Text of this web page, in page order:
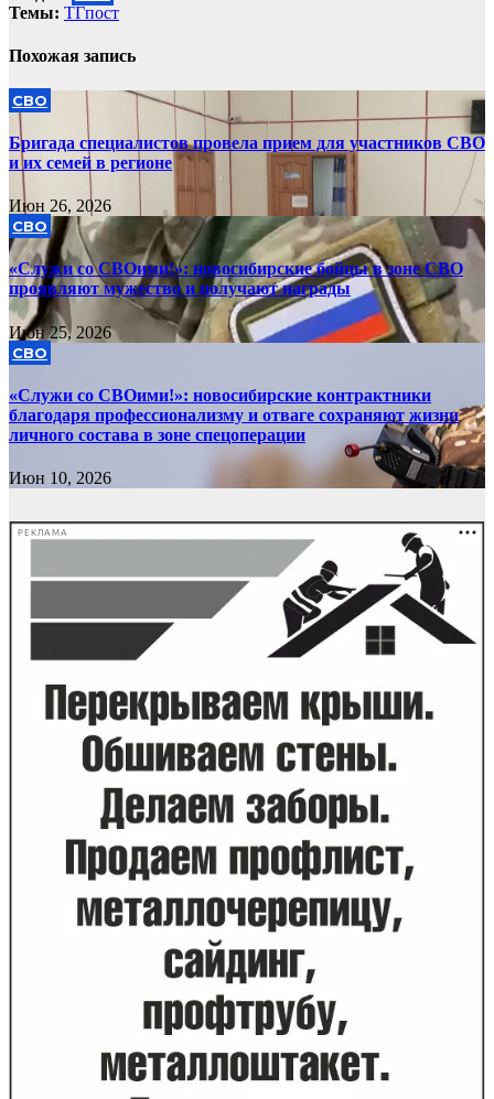
Темы: ТГпост
Похожая запись
СВО
Бригада специалистов провела прием для участников СВО
и их семей в регионе
Июн 26, 2026
СВО
«Служи со СВОими!»: новосибирские бойцы в зоне СВО
проявляют мужество и получают награды
Июн 25, 2026
СВО
«Служи со СВОими!»: новосибирские контрактники
благодаря профессионализму и отваге сохраняют жизни
личного состава в зоне спецоперации
Июн 10, 2026
РЕКЛАМА